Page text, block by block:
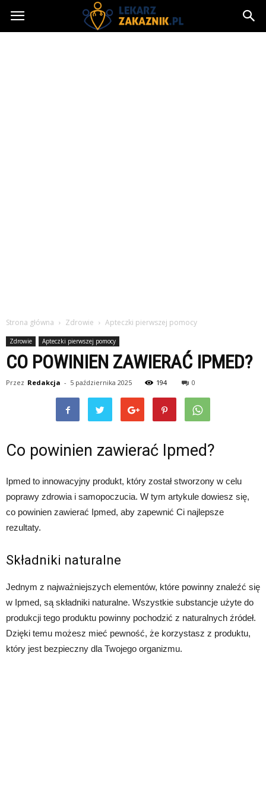
Lekarzzakaznik.pl
Strona główna Zdrowie Apteczki pierwszej pomocy
Zdrowie Apteczki pierwszej pomocy
CO POWINIEN ZAWIERAĆ IPMED?
Przez Redakcja - 5 października 2025 194 0
Co powinien zawierać Ipmed?
Ipmed to innowacyjny produkt, który został stworzony w celu
poprawy zdrowia i samopoczucia. W tym artykule dowiesz się,
co powinien zawierać Ipmed, aby zapewnić Ci najlepsze
rezultaty.
Składniki naturalne
Jednym z najważniejszych elementów, które powinny znaleźć się
w Ipmed, są składniki naturalne. Wszystkie substancje użyte do
produkcji tego produktu powinny pochodzić z naturalnych źródeł.
Dzięki temu możesz mieć pewność, że korzystasz z produktu,
który jest bezpieczny dla Twojego organizmu.